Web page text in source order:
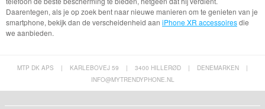
Daarentegen, als je op zoek bent naar nieuwe manieren om te genieten van je
smartphone, bekijk dan de verscheidenheid aan iPhone XR accessoiresdie
we aanbieden.
MTP DK APS | KARLEBOVEJ 59 | 3400 HILLERØD | DENEMARKEN
|
INFO@MYTRENDYPHONE.NL